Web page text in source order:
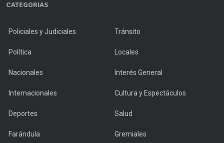
CATEGORIAS
Policiales y Judiciales Tránsito
Política Locales
Nacionales Interés General
Internacionales Cultura y Espectáculos
Deportes Salud
Farándula Gremiales